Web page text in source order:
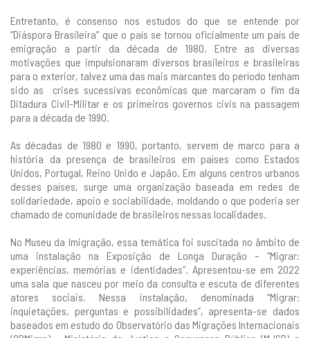
Entretanto, é consenso nos estudos do que se entende por
“Diáspora Brasileira” que o país se tornou oficialmente um país de
emigração a partir da década de 1980. Entre as diversas
motivações que impulsionaram diversos brasileiros e brasileiras
para o exterior, talvez uma das mais marcantes do período tenham
sido as crises sucessivas econômicas que marcaram o fim da
Ditadura Civil-Militar e os primeiros governos civis na passagem
para a década de 1990.
As décadas de 1980 e 1990, portanto, servem de marco para a
história da presença de brasileiros em países como Estados
Unidos, Portugal, Reino Unido e Japão. Em alguns centros urbanos
desses países, surge uma organização baseada em redes de
solidariedade, apoio e sociabilidade, moldando o que poderia ser
chamado de comunidade de brasileiros nessas localidades.
No Museu da Imigração, essa temática foi suscitada no âmbito de
uma instalação na Exposição de Longa Duração – “Migrar:
experiências, memórias e identidades”. Apresentou-se em 2022
uma sala que nasceu por meio da consulta e escuta de diferentes
atores sociais. Nessa instalação, denominada “Migrar:
inquietações, perguntas e possibilidades”, apresenta-se dados
baseados em estudo do Observatório das Migrações Internacionais